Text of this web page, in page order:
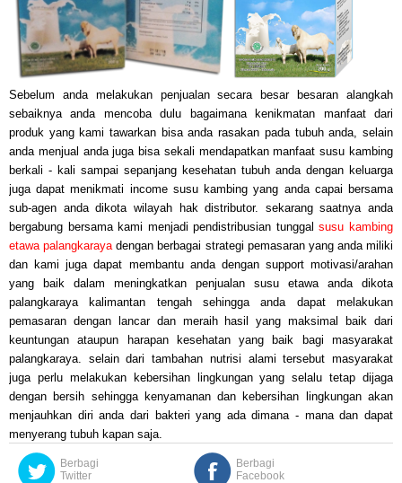
Sebelum anda melakukan penjualan secara besar besaran alangkah
sebaiknya anda mencoba dulu bagaimana kenikmatan manfaat dari
produk yang kami tawarkan bisa anda rasakan pada tubuh anda, selain
anda menjual anda juga bisa sekali mendapatkanmanfaat susu kambing
berkali - kali sampai sepanjang kesehatan tubuh anda dengan keluarga
juga dapat menikmati income susu kambing yang anda capai bersama
sub-agen anda dikota wilayah hak distributor.
sekarang saatnya anda
bergabung bersama kami menjadi pendistribusian tunggalsusu kambing
etawa palangkaraya dengan berbagai strategi pemasaran yang anda miliki
dan kami jugadapat membantu anda dengan support motivasi/arahan
yang baik dalam meningkatkan penjualan susu etawa anda dikota
palangkaraya kalimantan tengah sehingga anda dapat melakukan
pemasaran dengan lancar dan meraih hasil yang maksimal baik dari
keuntungan ataupun harapan kesehatan yang baik bagi masyarakat
palangkaraya. selain dari tambahan nutrisi alami tersebut masyarakat
juga perlu melakukan kebersihan lingkungan yang selalu tetap dijaga
dengan bersih sehingga kenyamanan dan kebersihan lingkungan akan
menjauhkan diri anda dari bakteri yang ada dimana - mana dan dapat
menyerang tubuh kapan saja
Berbagi
Facebook
Berbagi
Twitter